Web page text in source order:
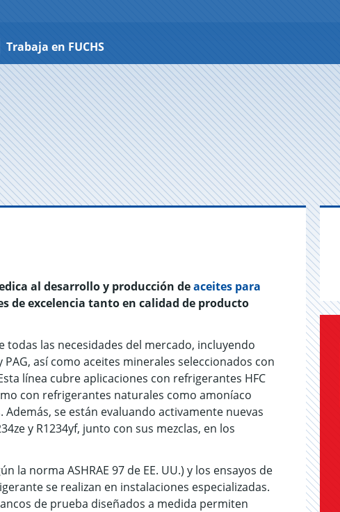
Trabaja en FUCHS
al desarrollo y producción deaceites para
de excelencia tanto en calidad de producto
todas las necesidades del mercado, incluyendo
así como aceites minerales seleccionados con
línea cubre aplicaciones con refrigerantes HFC
con refrigerantes naturales como amoníaco
se están evaluando activamente nuevas
y R1234yf, junto con sus mezclas, en los
la norma ASHRAE 97 de EE. UU.) y los ensayos de
se realizan en instalaciones especializadas.
de prueba diseñados a medida permiten